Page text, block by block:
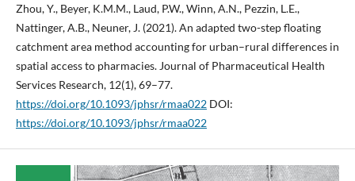
Zhou, Y., Beyer, K.M.M., Laud, P.W., Winn, A.N., Pezzin, L.E.,
Nattinger, A.B., Neuner, J. (2021). An adapted two-step floating
catchment area method accounting for urban–rural differences in
spatial access to pharmacies. Journal of Pharmaceutical Health
Services Research, 12(1), 69–77.
https://doi.org/10.1093/jphsr/rmaa022DOI:
https://doi.org/10.1093/jphsr/rmaa022